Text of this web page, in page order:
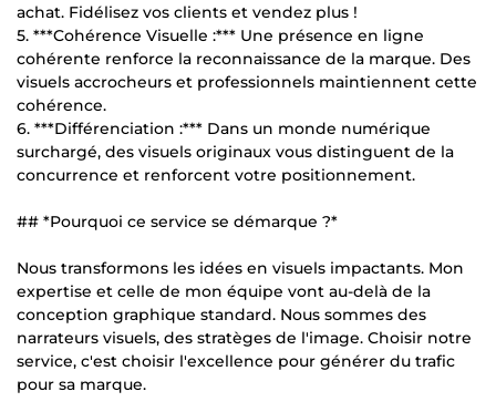
achat. Fidélisez vos clients et vendez plus !
5. ***Cohérence Visuelle :*** Une présence en ligne
cohérente renforce la reconnaissance de la marque. Des
visuels accrocheurs et professionnels maintiennent cette
cohérence.
6. ***Différenciation :*** Dans un monde numérique
surchargé, des visuels originaux vous distinguent de la
concurrence et renforcent votre positionnement.
## *Pourquoi ce service se démarque ?*
Nous transformons les idées en visuels impactants. Mon
expertise et celle de mon équipe vont au-delà de la
conception graphique standard. Nous sommes des
narrateurs visuels, des stratèges de l'image. Choisir notre
service, c'est choisir l'excellence pour générer du trafic
pour sa marque.